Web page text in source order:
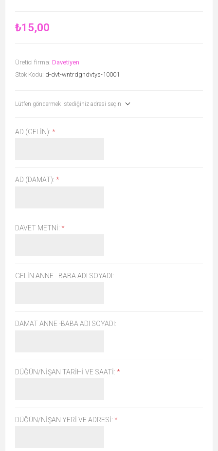
₺15,00
Üretici firma: Davetiyen
Stok Kodu: d-dvt-wntrdgndvtys-10001
Lütfen göndermek istediğiniz adresi seçin
AD (GELIN): *
AD (DAMAT): *
DAVET METNI: *
GELIN ANNE - BABA ADI SOYADI:
DAMAT ANNE -BABA ADI SOYADI:
DÜĞÜN/NIŞAN TARIHI VE SAATI: *
DÜĞÜN/NIŞAN YERI VE ADRESI: *